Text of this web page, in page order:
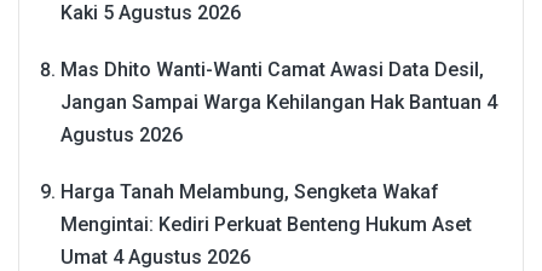
Kaki 5 Agustus 2026
Mas Dhito Wanti-Wanti Camat Awasi Data Desil,
Jangan Sampai Warga Kehilangan Hak Bantuan 4
Agustus 2026
Harga Tanah Melambung, Sengketa Wakaf
Mengintai: Kediri Perkuat Benteng Hukum Aset
Umat 4 Agustus 2026